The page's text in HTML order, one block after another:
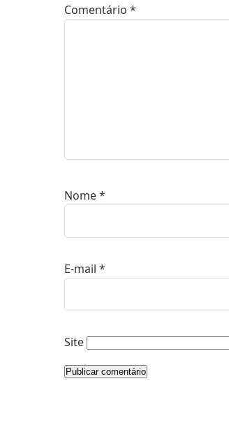
Comentário *
Nome*
E-mail *
Site